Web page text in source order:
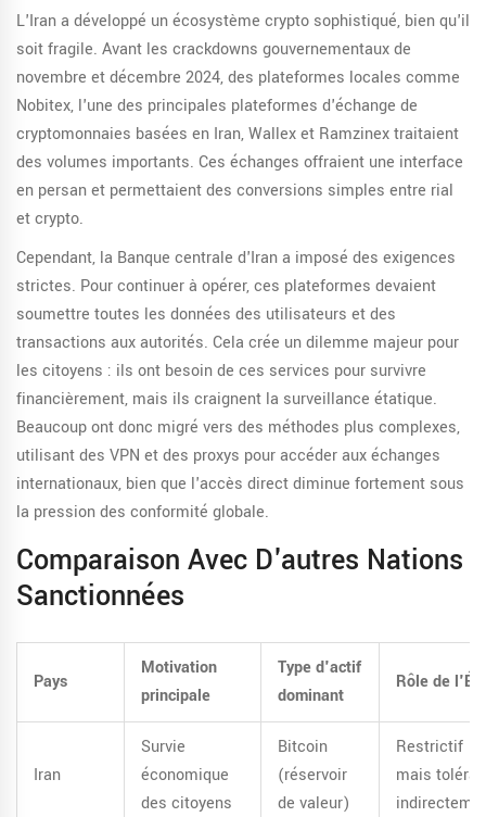
L'Iran a développé un écosystème crypto sophistiqué, bien qu'il
soit fragile. Avant les crackdowns gouvernementaux de
novembre et décembre 2024, des plateformes locales comme
Nobitex, l'une des principales plateformes d'échange de
cryptomonnaies basées en Iran, Wallex et Ramzinex traitaient
des volumes importants. Ces échanges offraient une interface
en persan et permettaient des conversions simples entre rial
et crypto.
Cependant, la Banque centrale d'Iran a imposé des exigences
strictes. Pour continuer à opérer, ces plateformes devaient
soumettre toutes les données des utilisateurs et des
transactions aux autorités. Cela crée un dilemme majeur pour
les citoyens : ils ont besoin de ces services pour survivre
financièrement, mais ils craignent la surveillance étatique.
Beaucoup ont donc migré vers des méthodes plus complexes,
utilisant des VPN et des proxys pour accéder aux échanges
internationaux, bien que l'accès direct diminue fortement sous
la pression des conformité globale.
Comparaison Avec D'autres Nations
Sanctionnées
Pays
Motivation
principale
Type d'actif
dominant
Rôle de
Iran
Survie
économique
des citoyens
Bitcoin
(réservoir
de valeur)
Restrictif
mais